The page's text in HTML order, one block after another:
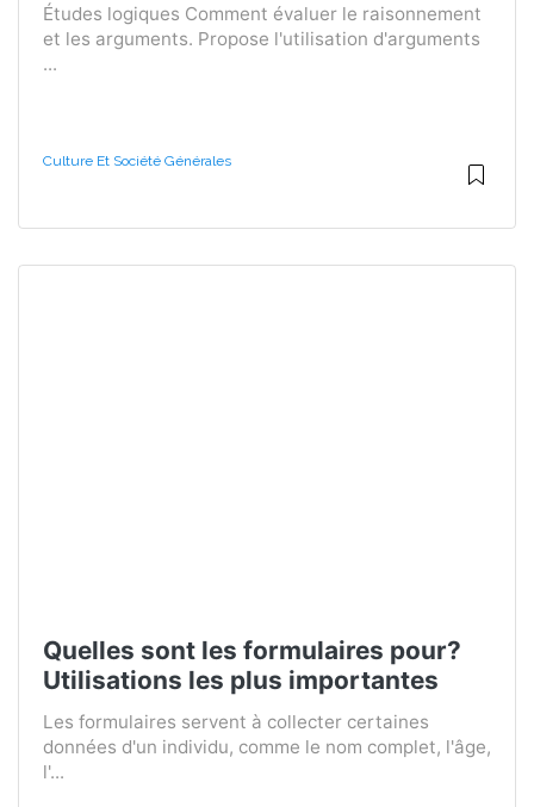
Études logiques Comment évaluer le raisonnement
et les arguments. Propose l'utilisation d'arguments
...
Culture Et Société Générales
Quelles sont les formulaires pour?
Utilisations les plus importantes
Les formulaires servent à collecter certaines
données d'un individu, comme le nom complet, l'âge,
l'...